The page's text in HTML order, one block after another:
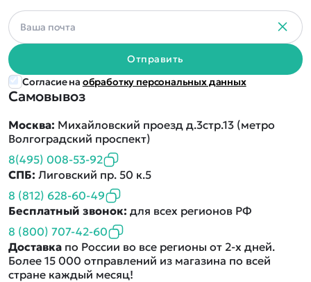
Самовывоз
Москва: Михайловский проезд д.3стр.13 (метро
Волгоградский проспект)
8(495) 008-53-92
СПБ: Лиговский пр. 50 к.5
8 (812) 628-60-49
Бесплатный звонок: для всех регионов РФ
8 (800) 707-42-60
Доставка по России во все регионы от 2-х дней.
Более 15 000 отправлений из магазина по всей
стране каждый месяц!
Отправить
Согласие на обработку персональных данных